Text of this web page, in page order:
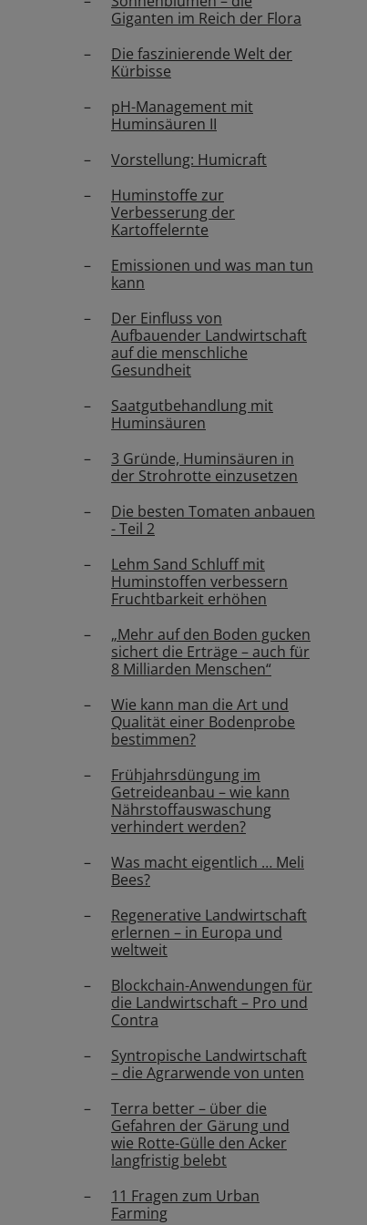
Giganten im Reich der Flora
Die faszinierende Welt der
Kürbisse
pH-Management mit
Huminsäuren II
Vorstellung: Humicraft
Huminstoffe zur
Verbesserung der
Kartoffelernte
Emissionen und was man tun
kann
Der Einfluss von
Aufbauender Landwirtschaft
auf die menschliche
Gesundheit
Saatgutbehandlung mit
Huminsäuren
3 Gründe, Huminsäuren in
der Strohrotte einzusetzen
Die besten Tomaten anbauen
- Teil 2
Lehm Sand Schluff mit
Huminstoffen verbessern
Fruchtbarkeit erhöhen
„Mehr auf den Boden gucken
sichert die Erträge – auch für
8 Milliarden Menschen“
Wie kann man die Art und
Qualität einer Bodenprobe
bestimmen?
Frühjahrsdüngung im
Getreideanbau – wie kann
Nährstoffauswaschung
verhindert werden?
Was macht eigentlich … Meli
Bees?
Regenerative Landwirtschaft
erlernen – in Europa und
weltweit
Blockchain-Anwendungen für
die Landwirtschaft – Pro und
Contra
Syntropische Landwirtschaft
– die Agrarwende von unten
Terra better – über die
Gefahren der Gärung und
wie Rotte-Gülle den Acker
langfristig belebt
11 Fragen zum Urban
Farming